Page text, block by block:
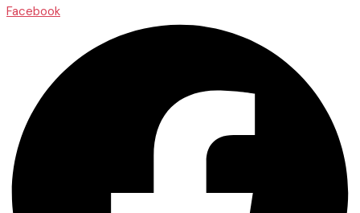
Facebook